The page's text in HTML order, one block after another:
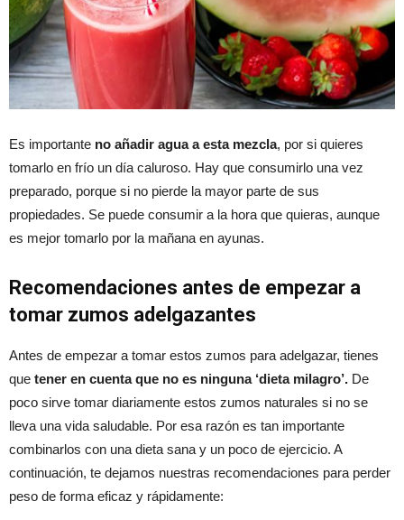
Es importante no añadir agua a esta mezcla, por si quieres
tomarlo en frío un día caluroso. Hay que consumirlo una vez
preparado, porque si no pierde la mayor parte de sus
propiedades. Se puede consumir a la hora que quieras, aunque
es mejor tomarlo por la mañana en ayunas.
Recomendaciones antes de empezar a
tomar zumos adelgazantes
Antes de empezar a tomar estos zumos para adelgazar, tienes
que tener en cuenta que no es ninguna ‘dieta milagro’. De
poco sirve tomar diariamente estos zumos naturales si no se
lleva una vida saludable. Por esa razón es tan importante
combinarlos con una dieta sana y un poco de ejercicio. A
continuación, te dejamos nuestras recomendaciones para perder
peso de forma eficaz y rápidamente: